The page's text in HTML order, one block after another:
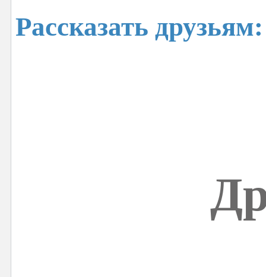
Рассказать друзьям: